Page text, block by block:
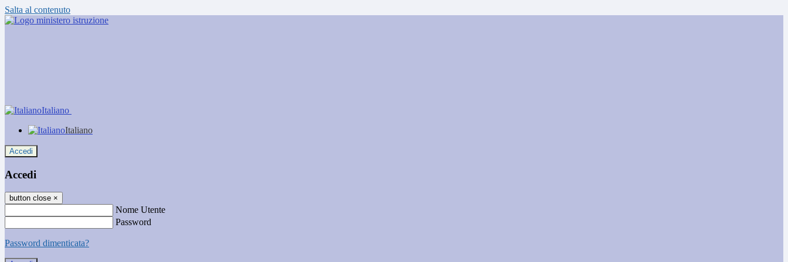
Salta al contenuto
Italiano
Italiano
Accedi
Accedi
button close ×
Nome Utente
Password
Password dimenticata?